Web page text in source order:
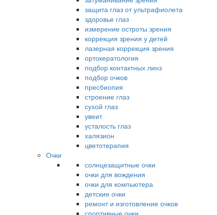
защита глаз от ультрафиолета
здоровье глаз
измерение остроты зрения
коррекция зрения у детей
лазерная коррекция зрения
ортокератология
подбор контактных линз
подбор очков
пресбиопия
строение глаз
сухой глаз
увеит
усталость глаз
халязион
цветотерапия
Очки
солнцезащитные очки
очки для вождения
очки для компьютера
детские очки
ремонт и изготовление очков